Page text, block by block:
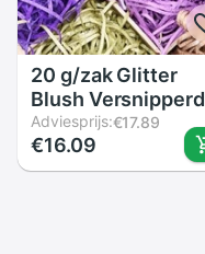
20 g/zak Glitter
Blush Versnipperd
Tissue Papier
Confetti
Geschenkdoos
Adviesprijs:€17.89
€16.09